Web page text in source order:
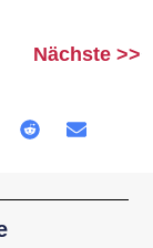
Nächste >>